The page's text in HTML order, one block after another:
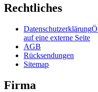
Rechtliches
Datenschutzerklärung
auf eine externe Seite
AGB
Rücksendungen
Sitemap
Firma